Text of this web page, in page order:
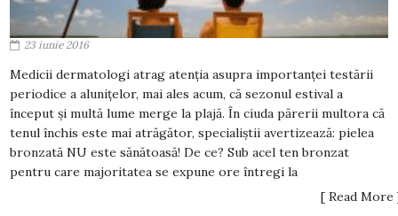
23 iunie 2016
Medicii dermatologi atrag atenția asupra importanței testării
periodice a alunițelor, mai ales acum, că sezonul estival a
început și multă lume merge la plajă. În ciuda părerii multora că
tenul închis este mai atrăgător, specialiștii avertizează: pielea
bronzată NU este sănătoasă! De ce? Sub acel ten bronzat
pentru care majoritatea se expune ore întregi la
[ Read More